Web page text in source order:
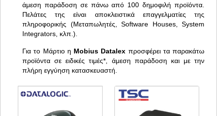
άμεση παράδοση σε πάνω από 100 δημοφιλή προϊόντα.
Πελάτες της είναι αποκλειστικά επαγγελματίες της
πληροφορικής (Μεταπωλητές, Software Houses, System
Integrators, κλπ.).
Για το Μάρτιο η Mobius Datalex προσφέρει τα παρακάτω
προϊόντα σε ειδικές τιμές*, άμεση παράδοση και με την
πλήρη εγγύηση κατασκευαστή.